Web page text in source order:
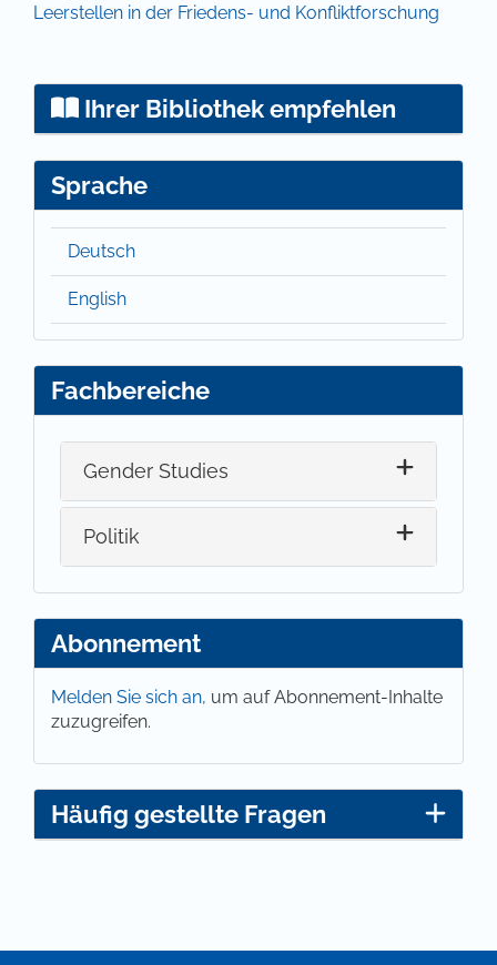
Leerstellen in der Friedens- und Konfliktforschung
Ihrer Bibliothek empfehlen
Sprache
Deutsch
English
Fachbereiche
Gender Studies
Politik
Abonnement
Melden Sie sich an, um auf Abonnement-Inhalte
zuzugreifen.
Häufig gestellte Fragen